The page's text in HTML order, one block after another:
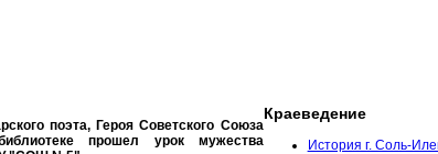
поэта, Героя Советского Союза
прошел урок мужества
Краеведение
История г. Соль-